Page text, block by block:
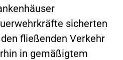
sicherten
fließenden Verkehr
in gemäßigtem